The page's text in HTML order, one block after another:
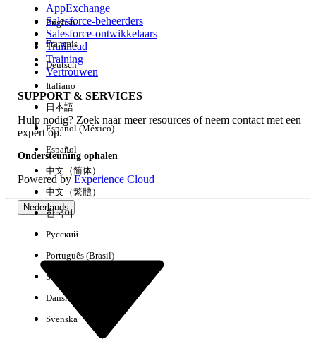
Ervaring
Alles wissen Gereed
Geen resultaten
AppExchange
Salesforce-beheerders
Salesforce-ontwikkelaars
Trailhead
Training
Vertrouwen
SUPPORT & SERVICES
Hulp nodig? Zoek naar meer resources of neem contact met een
expert op.
Ondersteuning ophalen
Powered byExperience Cloud
Nederlands
English
Français
Deutsch
Italiano
日本語
Español (México)
Español
中文（简体）
中文（繁體）
한국어
Русский
Português (Brasil)
Suomi
Dansk
Svenska